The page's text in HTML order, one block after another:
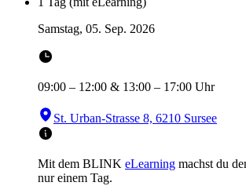
Samstag, 05. Sep. 2026
09:00 – 12:00 & 13:00 – 17:00 Uhr
St. Urban-Strasse 8, 6210 Sursee
Mit dem BLINK eLearning machst du
nur einem Tag.